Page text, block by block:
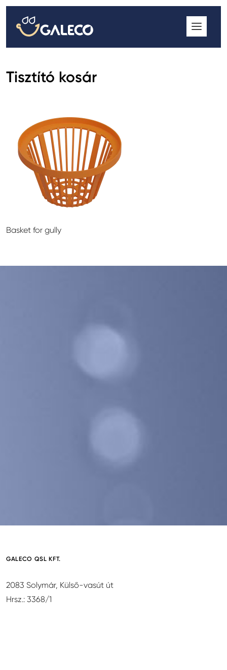
Tisztító kosár
Basket for gully
GALECO QSL KFT.
2083 Solymár, Külső-vasút út
Hrsz.: 3368/1
ROOFGUTTER CLASSIC
GALECO GRIN MOD
GALECO PVC ERESZCSATORNA RENDSZER
GALECO STAL ERESZCSATORNA RENDSZER
GALECO STAL 2ERESZCSATORNA RENDSZER
GALECO REJTETT ERESZCSATORNA RENDSZER
GALECO LEMEZTERMÉKEK ÉS TETŐKIEGÉSZÍTŐK